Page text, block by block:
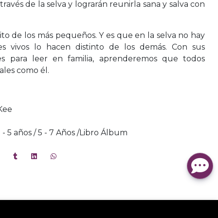
de la selva y lograrán reunirla sana y salva con
de los más pequeños. Y es que en la selva no hay
vivos lo hacen distinto de los demás. Con sus
para leer en familia, aprenderemos que todos
como él.
5 años / 5 - 7 Años /Libro Álbum